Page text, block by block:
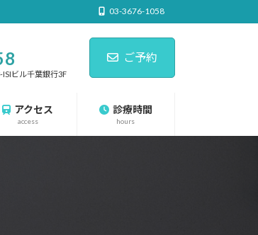
03-3676-1058
ビル千葉銀行3F
ご予約
アクセス
access
診療時間
hours